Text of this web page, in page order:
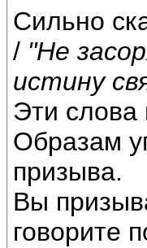
Сильно
/ "Не
истину
Эти
Образам
призыва.
Вы
говорите